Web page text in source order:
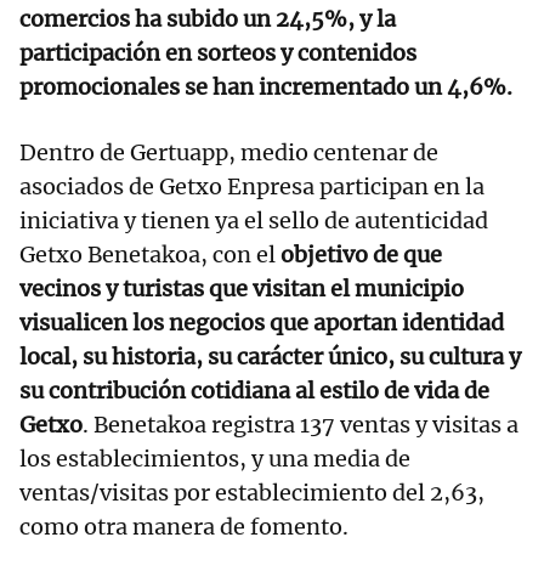
comercios ha subido un 24,5%, y la
participación en sorteos y contenidos
promocionales se han incrementado un 4,6%.
Dentro de Gertuapp, medio centenar de
asociados de Getxo Enpresa participan en la
iniciativa y tienen ya el sello de autenticidad
Getxo Benetakoa, con elobjetivo de que
vecinos y turistas que visitan el municipio
visualicen los negocios que aportan identidad
local, su historia, su carácter único, su cultura y
su contribución cotidiana al estilo de vida de
Getxo. Benetakoa registra 137 ventas y visitas a
los establecimientos, y una media de
ventas/visitas por establecimiento del 2,63,
como otra manera de fomento.